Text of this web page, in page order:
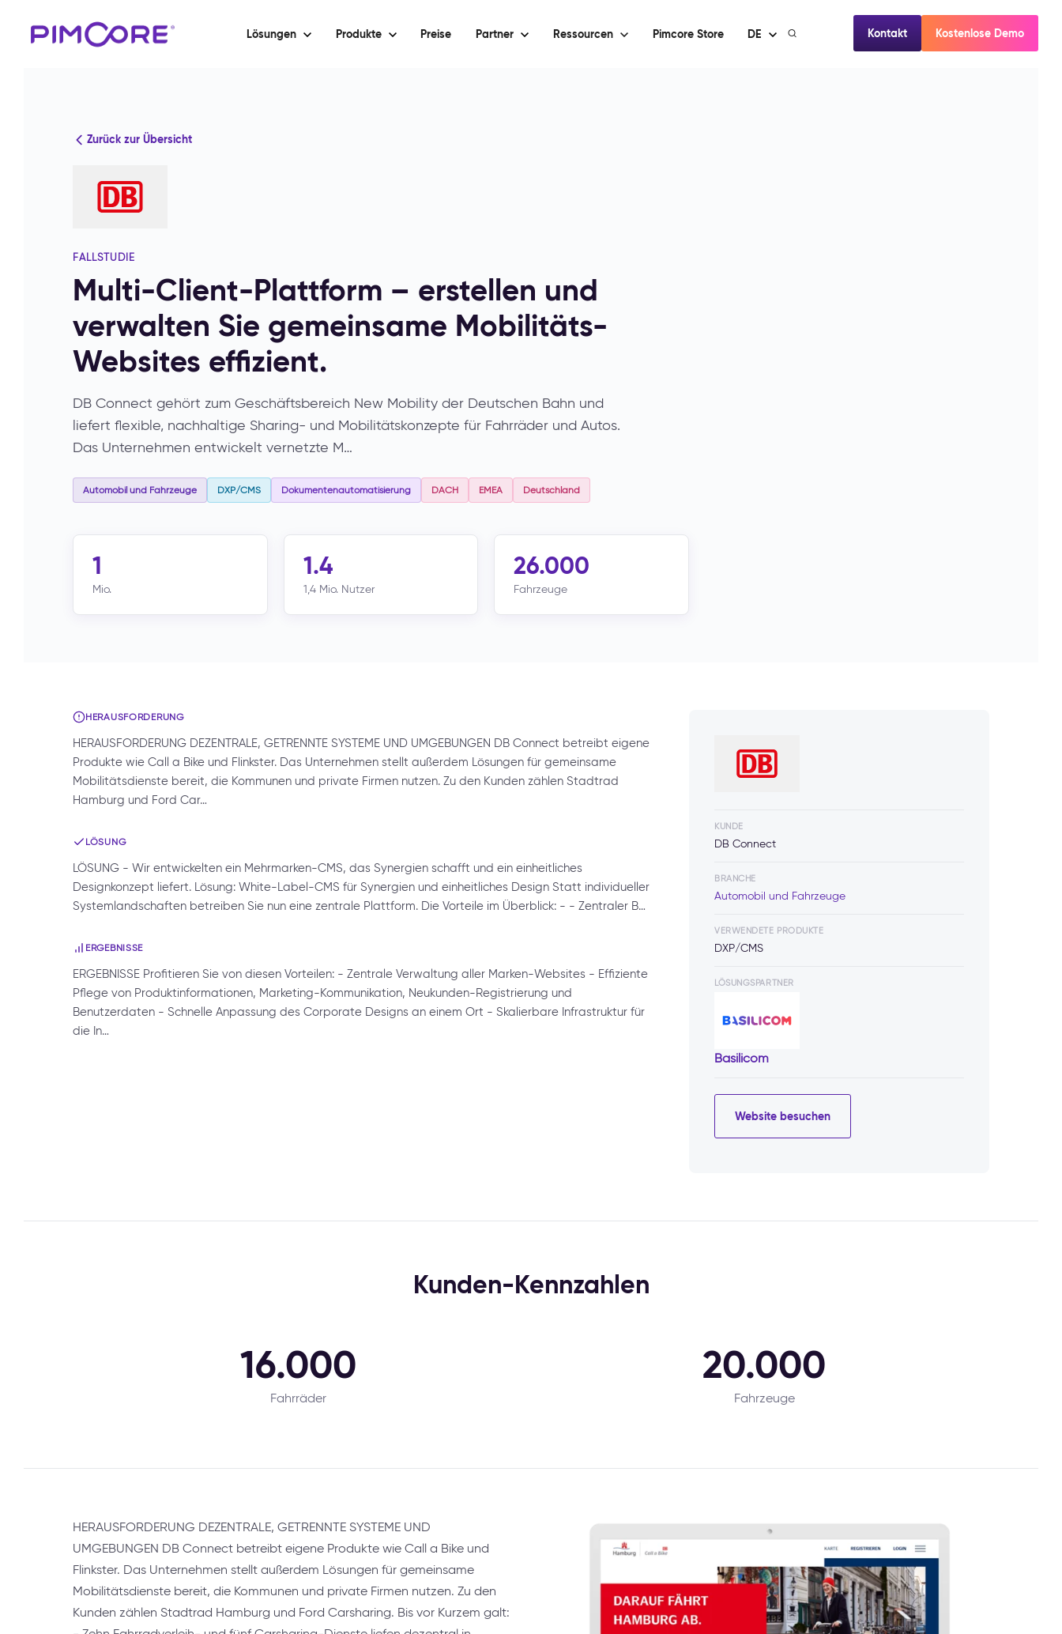
Lösungen Produkte Preise Partner Ressourcen Pimcore Store DE Kontakt Kostenlose Demo
Zurück zur Übersicht
FALLSTUDIE
Multi-Client-Plattform – erstellen und
verwalten Sie gemeinsame Mobilitäts-
Websites effizient.
DB Connect gehört zum Geschäftsbereich New Mobility der Deutschen Bahn und
liefert flexible, nachhaltige Sharing- und Mobilitätskonzepte für Fahrräder und Autos.
Das Unternehmen entwickelt vernetzte M…
Automobil und Fahrzeuge DXP/CMS Dokumentenautomatisierung DACH EMEA Deutschland
1
Mio.
1.4
1,4 Mio. Nutzer
26.000
Fahrzeuge
HERAUSFORDERUNG
HERAUSFORDERUNG DEZENTRALE, GETRENNTE SYSTEME UND UMGEBUNGEN DB Connect betreibt eigene
Produkte wie Call a Bike und Flinkster. Das Unternehmen stellt außerdem Lösungen für gemeinsame
Mobilitätsdienste bereit, die Kommunen und private Firmen nutzen. Zu den Kunden zählen Stadtrad
Hamburg und Ford Car…
LÖSUNG
LÖSUNG - Wir entwickelten ein Mehrmarken-CMS, das Synergien schafft und ein einheitliches
Designkonzept liefert. Lösung: White-Label-CMS für Synergien und einheitliches Design Statt individueller
Systemlandschaften betreiben Sie nun eine zentrale Plattform. Die Vorteile im Überblick: - - Zentraler B…
ERGEBNISSE
ERGEBNISSE Profitieren Sie von diesen Vorteilen: - Zentrale Verwaltung aller Marken-Websites - Effiziente
Pflege von Produktinformationen, Marketing-Kommunikation, Neukunden-Registrierung und
Benutzerdaten - Schnelle Anpassung des Corporate Designs an einem Ort - Skalierbare Infrastruktur für
die In…
KUNDE
DB Connect
BRANCHE
Automobil und Fahrzeuge
VERWENDETE PRODUKTE
DXP/CMS
LÖSUNGSPARTNER
Basilicom
Website besuchen
Kunden-Kennzahlen
16.000
Fahrräder
20.000
Fahrzeuge
HERAUSFORDERUNG DEZENTRALE, GETRENNTE SYSTEME UND
UMGEBUNGEN DB Connect betreibt eigene Produkte wie Call a Bike und
Flinkster. Das Unternehmen stellt außerdem Lösungen für gemeinsame
Mobilitätsdienste bereit, die Kommunen und private Firmen nutzen. Zu den
Kunden zählen Stadtrad Hamburg und Ford Carsharing. Bis vor Kurzem galt: